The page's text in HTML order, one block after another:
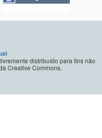
distribuído para fins não
Creative Commons.